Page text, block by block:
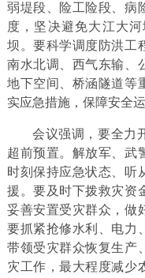
弱堤段、险工险段、病
度，坚决避免大江大
坝。要科学调度防洪工
南水北调、西气东输、
地下空间、桥涵隧道等
实应急措施，保障安全运
会议强调，要全力
超前预置。解放军、武
时刻保持应急状态、听
援。要及时下拨救灾资
妥善安置受灾群众，做
要抓紧抢修水利、电力
带领受灾群众恢复生产
灾工作，最大程度减少